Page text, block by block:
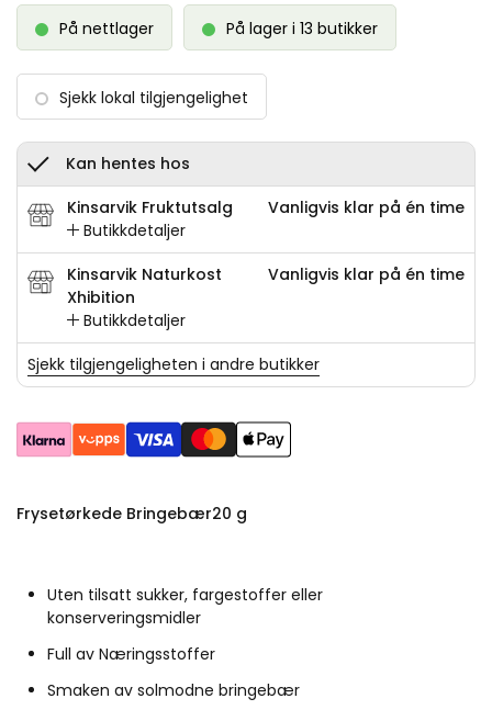
På nettlager På lager i 13 butikker
Sjekk lokal tilgjengelighet
Kan hentes hos
Kinsarvik Fruktutsalg
Butikkdetaljer
Vanligvis klar på én time
Kinsarvik Naturkost
Xhibition
Butikkdetaljer
Vanligvis klar på én time
Sjekk tilgjengeligheten i andre butikker
Frysetørkede Bringebær20 g
Uten tilsatt sukker, fargestoffer eller
konserveringsmidler
Full av Næringsstoffer
Smaken av solmodne bringebær